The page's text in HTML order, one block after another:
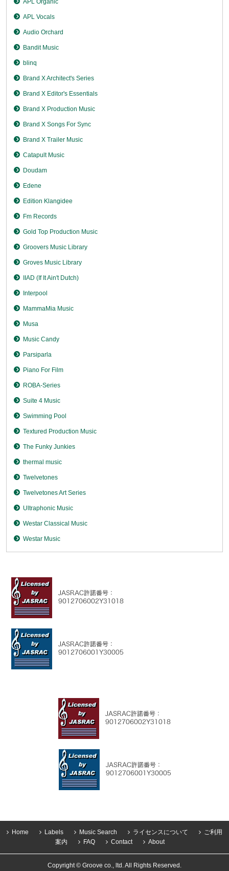
APL Organic
APL Vocals
Audio Orchard
Bandit Music
blinq
Brand X Architect's Series
Brand X Editor's Essentials
Brand X Production Music
Brand X Songs For Sync
Brand X Trailer Music
Catapult Music
Doudam
Edene
Edition Klangidee
Fm Records
Gold Top Production Music
Groovers Music Library
Groves Music Library
IIAD (If It Ain't Dutch)
Interpool
MammaMia Music
Musa
Music Candy
Parsiparla
Piano For Film
ROBA-Series
Suite 4 Music
Swimming Pool
Textured Production Music
The Funky Junkies
thermal music
Twelvetones
Twelvetones Art Series
Ultraphonic Music
Westar Classical Music
Westar Music
Home Labels Music Search ライセンスについて
ご利用
案内
FAQ Contact About
Copyright © Groove co., ltd. All Rights Reserved.